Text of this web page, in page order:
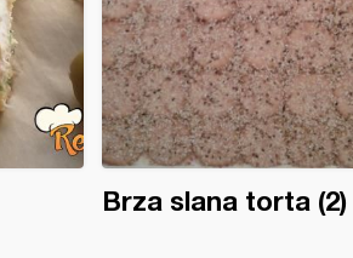
Brza slana torta (2)